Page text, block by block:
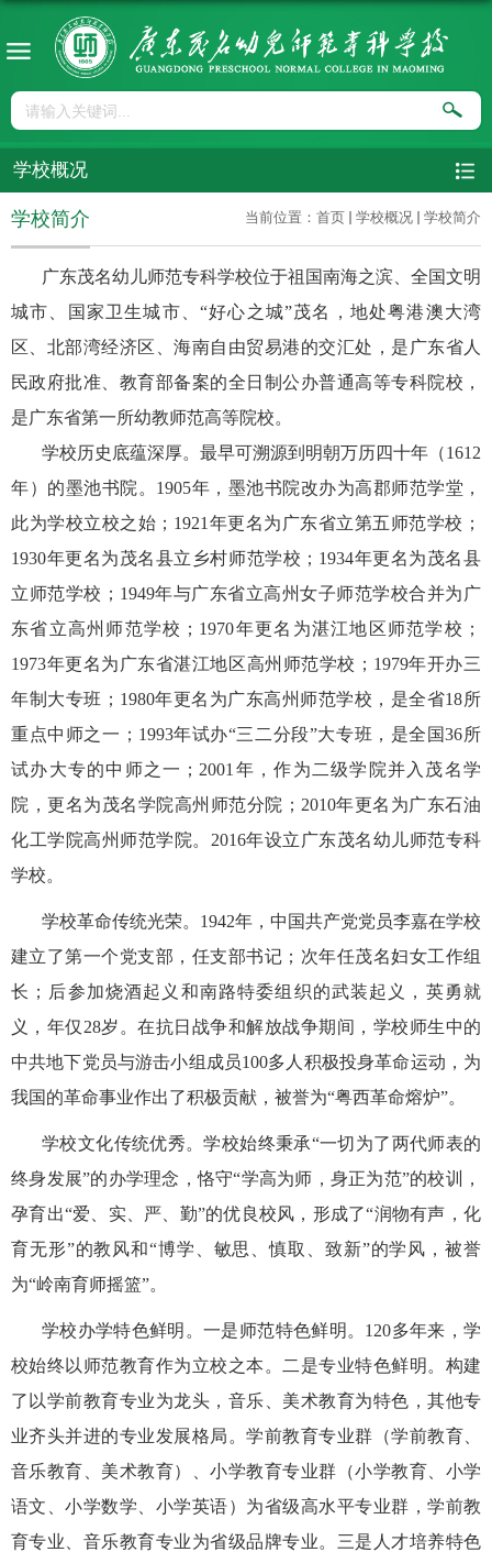
学校概况
当前位置： 首页 学校概况 学校简介
学校简介
广东茂名幼儿师范专科学校位于祖国南海之滨、全国文明
城市、国家卫生城市、“好心之城”茂名，地处粤港澳大湾
区、北部湾经济区、海南自由贸易港的交汇处，是广东省人
民政府批准、教育部备案的全日制公办普通高等专科院校，
是广东省第一所幼教师范高等院校。
学校历史底蕴深厚。最早可溯源到明朝万历四十年（1612
年）的墨池书院。1905年，墨池书院改办为高郡师范学堂，
此为学校立校之始；1921年更名为广东省立第五师范学校；
1930年更名为茂名县立乡村师范学校；1934年更名为茂名县
立师范学校；1949年与广东省立高州女子师范学校合并为广
东省立高州师范学校；1970年更名为湛江地区师范学校；
1973年更名为广东省湛江地区高州师范学校；1979年开办三
年制大专班；1980年更名为广东高州师范学校，是全省18所
重点中师之一；1993年试办“三二分段”大专班，是全国36所
试办大专的中师之一；2001年，作为二级学院并入茂名学
院，更名为茂名学院高州师范分院；2010年更名为广东石油
化工学院高州师范学院。2016年设立广东茂名幼儿师范专科
学校。
学校革命传统光荣。1942年，中国共产党党员李嘉在学校
建立了第一个党支部，任支部书记；次年任茂名妇女工作组
长；后参加烧酒起义和南路特委组织的武装起义，英勇就
义，年仅28岁。在抗日战争和解放战争期间，学校师生中的
中共地下党员与游击小组成员100多人积极投身革命运动，为
我国的革命事业作出了积极贡献，被誉为“粤西革命熔炉”。
学校文化传统优秀。学校始终秉承“一切为了两代师表的
终身发展”的办学理念，恪守“学高为师，身正为范”的校训，
孕育出“爱、实、严、勤”的优良校风，形成了“润物有声，化
育无形”的教风和“博学、敏思、慎取、致新”的学风，被誉
为“岭南育师摇篮”。
学校办学特色鲜明。一是师范特色鲜明。120多年来，学
校始终以师范教育作为立校之本。二是专业特色鲜明。构建
了以学前教育专业为龙头，音乐、美术教育为特色，其他专
业齐头并进的专业发展格局。学前教育专业群（学前教育、
音乐教育、美术教育）、小学教育专业群（小学教育、小学
语文、小学数学、小学英语）为省级高水平专业群，学前教
育专业、音乐教育专业为省级品牌专业。三是人才培养特色